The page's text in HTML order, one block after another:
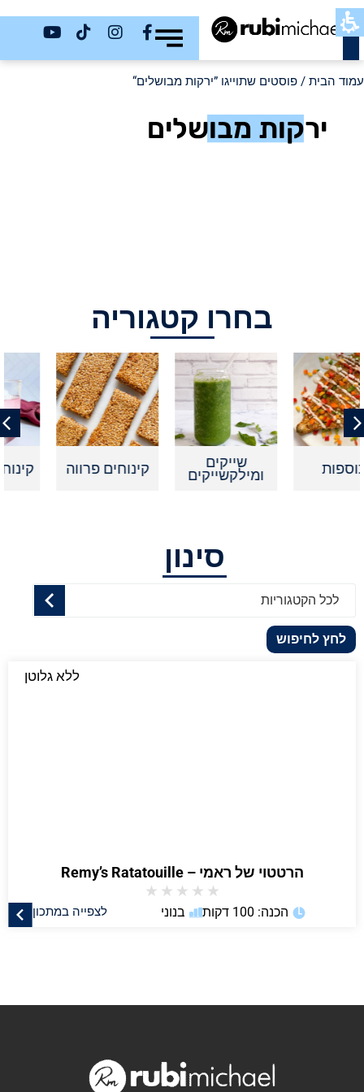
כשר
עמוד הבית / פוסטים שתוייגו ”ירקות מבושלים“
ירקות מבושלים
בחרו קטגוריה
ומילקשייקים קינוחים פרווה קינוחים
סינון
לכל הקטגוריות
לחץ לחיפוש
ללא גלוטן
הרטטוי של ראמי – Remy’s Ratatouille
★
★
★
★
★
לצפייה במתכון הכנה: 100 דקות בנוני